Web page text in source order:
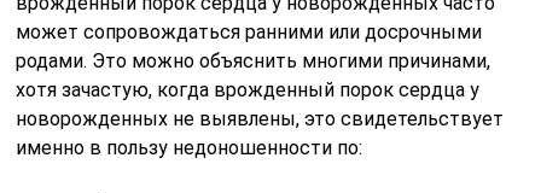
может сопровождаться ранними или досрочными
родами. Это можно объяснить многими причинами,
хотя зачастую, когда врожденный порок сердца у
новорожденных не выявлены, это свидетельствует
именно в пользу недоношенности по: